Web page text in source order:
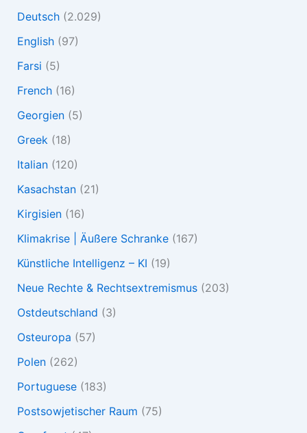
Deutsch(2.029)
English(97)
Farsi (5)
French(16)
Georgien(5)
Greek(18)
Italian(120)
Kasachstan(21)
Kirgisien(16)
Klimakrise | Äußere Schranke(167)
Künstliche Intelligenz – KI (19)
Neue Rechte & Rechtsextremismus(203)
Ostdeutschland (3)
Osteuropa (57)
Polen(262)
Portuguese(183)
Postsowjetischer Raum (75)